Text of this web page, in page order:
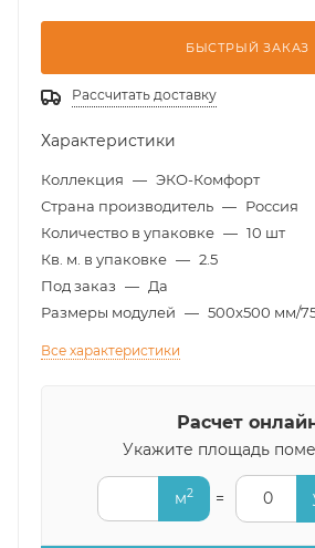
БЫСТРЫЙ ЗАКАЗ
Рассчитать доставку
Характеристики
Коллекция — ЭКО-Комфорт
Страна производитель — Россия
Количество в упаковке — 10 шт
Кв. м. в упаковке — 2.5
Под заказ — Да
Размеры модулей — 500x500 мм/
Все характеристики
Расчет
Укажите площадь
м2 = 0